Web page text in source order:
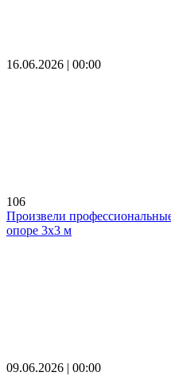
16.06.2026 | 00:00
106
Произвели
опоре 3х3 м
09.06.2026 | 00:00